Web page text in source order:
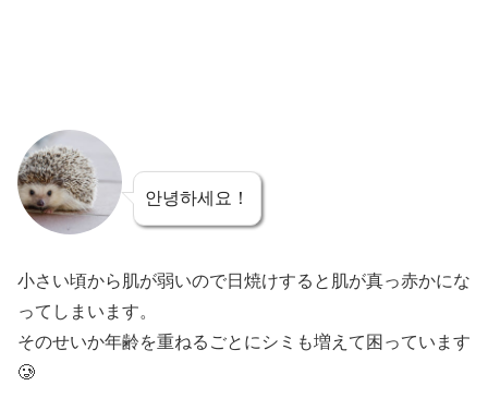
안녕하세요！
小さい頃から肌が弱いので日焼けすると肌が真っ赤かにな
ってしまいます。
そのせいか年齢を重ねるごとにシミも増えて困っています
🥲